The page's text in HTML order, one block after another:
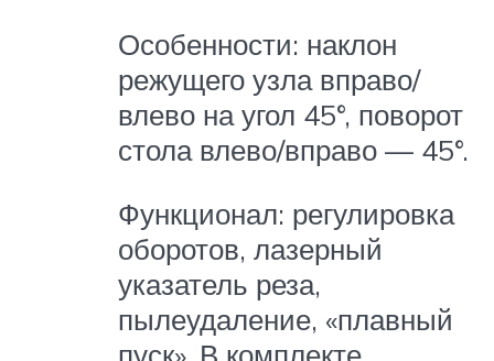
Особенности: наклон
режущего узла вправо/
влево на угол 45°, поворот
стола влево/вправо — 45°.
Функционал: регулировка
оборотов, лазерный
указатель реза,
пылеудаление, «плавный
пуск». В комплекте